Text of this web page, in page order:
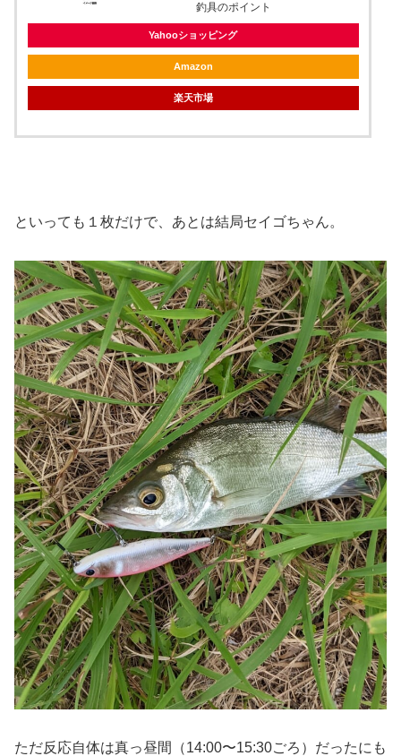
釣具のポイント
Yahooショッピング
Amazon
楽天市場
といっても１枚だけで、あとは結局セイゴちゃん。
ただ反応自体は真っ昼間（14:00〜15:30ごろ）だったにも